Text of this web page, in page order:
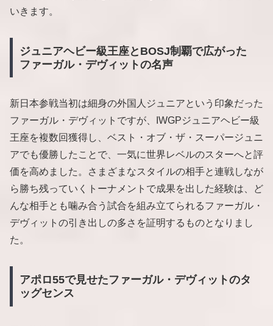
いきます。
ジュニアヘビー級王座とBOSJ制覇で広がった
ファーガル・デヴィットの名声
新日本参戦当初は細身の外国人ジュニアという印象だった
ファーガル・デヴィットですが、IWGPジュニアヘビー級
王座を複数回獲得し、ベスト・オブ・ザ・スーパージュニ
アでも優勝したことで、一気に世界レベルのスターへと評
価を高めました。さまざまなスタイルの相手と連戦しなが
ら勝ち残っていくトーナメントで成果を出した経験は、ど
んな相手とも噛み合う試合を組み立てられるファーガル・
デヴィットの引き出しの多さを証明するものとなりまし
た。
アポロ55で見せたファーガル・デヴィットのタ
ッグセンス